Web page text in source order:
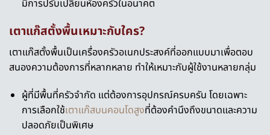
มีการปรับเปลี่ยนห้องครัวในอนาคต
เตาแก๊สตั้งพื้นเหมาะกับใคร?
เตาแก๊สตั้งพื้นเป็นเครื่องครัวอเนกประสงค์ที่ออกแบบมาเพื่อตอบ
สนองความต้องการที่หลากหลาย ทำให้เหมาะกับผู้ใช้งานหลายกลุ่ม
ผู้ที่มีพื้นที่ครัวจำกัด แต่ต้องการอุปกรณ์ครบครัน โดยเฉพาะ
การเลือกใช้เตาแก๊สบนคอนโดสูงที่ต้องคำนึงถึงขนาดและความ
ปลอดภัยเป็นพิเศษ